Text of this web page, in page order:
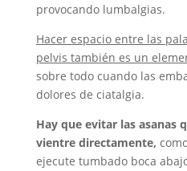
provocando lumbalgias.
Hacer espacio entre las
pelvis también es un
sobre todo cuando las
dolores de ciatalgia.
Hay que evitar las asanas
vientre directamente,
ejecute tumbado boca